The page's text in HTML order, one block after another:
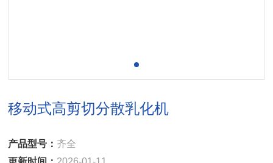
移动式高剪切分散乳化机
产品型号： 齐全